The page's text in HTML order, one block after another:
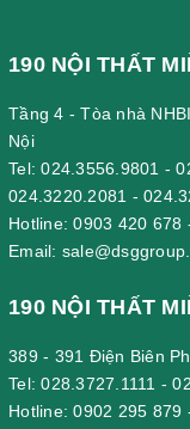
190 NỘI THẤT
Tầng 4 - Tòa nhà
Nội
Tel:024.3556.9801 -
024.3220.2081 -
Hotline:0903 420 678
Email:
190 NỘI THẤT
389 - 391 Điện Biên
Tel:028.3727.1111 -
Hotline:0902 295 879